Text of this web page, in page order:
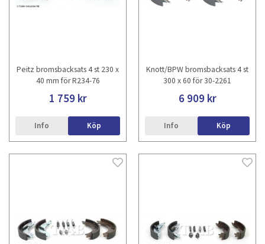
Peitz bromsbacksats 4 st 230 x
40 mm för R234-76
1 759 kr
Info Köp
Knott/BPW bromsbacksats 4 st
300 x 60 för 30-2261
6 909 kr
Info Köp